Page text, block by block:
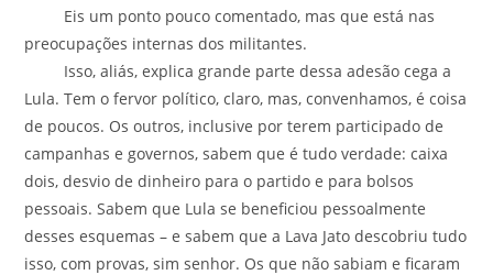
Eis um ponto pouco comentado, mas que está nas
preocupações internas dos militantes.
Isso, aliás, explica grande parte dessa adesão cega a
Lula. Tem o fervor político, claro, mas, convenhamos, é coisa
de poucos. Os outros, inclusive por terem participado de
campanhas e governos, sabem que é tudo verdade: caixa
dois, desvio de dinheiro para o partido e para bolsos
pessoais. Sabem que Lula se beneficiou pessoalmente
desses esquemas – e sabem que a Lava Jato descobriu tudo
isso, com provas, sim senhor. Os que não sabiam e ficaram